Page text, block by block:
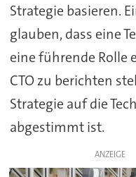
Strategie basieren.
glauben, dass eine
eine führende Rolle
CTO zu berichten
Strategie auf die
abgestimmt ist.
ANZEIGE